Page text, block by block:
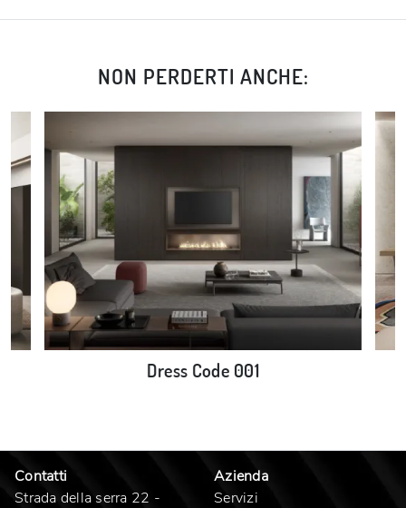
NON PERDERTI ANCHE:
Dress Code 001
Contatti
Strada della serra 22 -
Azienda
Servizi